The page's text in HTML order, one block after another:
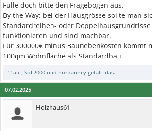
Fülle doch bitte den Fragebogen aus.
By the Way: bei der Hausgrösse sollte man
Standardreihen- oder
funktionieren und sind machbar.
Für 300000€ minus Baunebenkosten kommt
100qm Wohnfläche als Standardbau.
11ant, SoL2000 und nordanney gefällt das.
07.02.2025
Holzhaus61